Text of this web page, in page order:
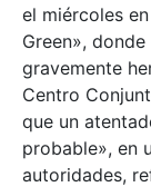
el miércoles
Green»,
gravemente
Centro
que un
probable», en
autoridades,